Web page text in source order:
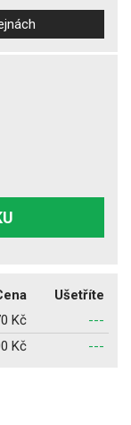
Ušetříte
Kč
---
Kč ---